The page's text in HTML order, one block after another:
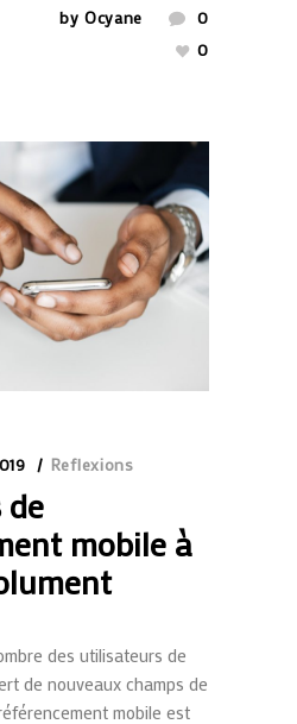
by Ocyane
0
0
Reflexions
de
mobile à
des utilisateurs de
de nouveaux champs de
mobile est